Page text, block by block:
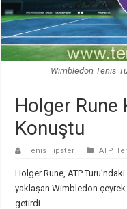
Wimbledon Tenis
Holger Rune
Konuştu
Tenis Tipster ATP,
Holger Rune, ATP
yaklaşan Wimbledon
getirdi.